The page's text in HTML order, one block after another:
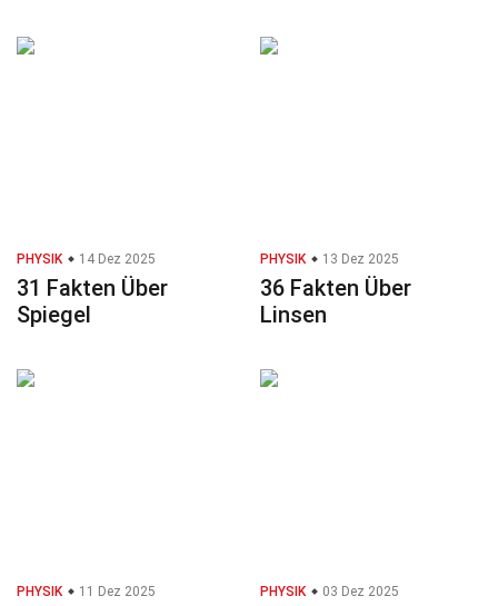
PHYSIK 14 Dez 2025
31 Fakten Über
Spiegel
PHYSIK 13 Dez 2025
36 Fakten Über
Linsen
PHYSIK 11 Dez 2025 PHYSIK 03 Dez 2025